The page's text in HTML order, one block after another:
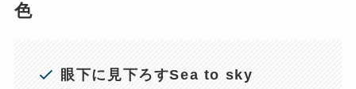
色
眼下に見下ろすSea to sky